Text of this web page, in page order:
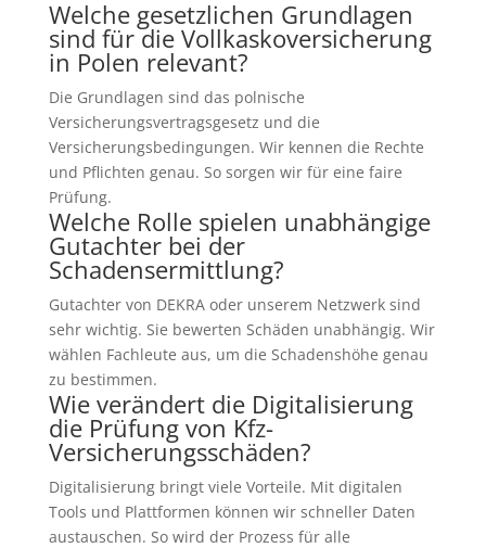
Welche gesetzlichen Grundlagen
sind für die Vollkaskoversicherung
in Polen relevant?
Die Grundlagen sind das polnische
Versicherungsvertragsgesetz und die
Versicherungsbedingungen. Wir kennen die Rechte
und Pflichten genau. So sorgen wir für eine faire
Prüfung.
Welche Rolle spielen unabhängige
Gutachter bei der
Schadensermittlung?
Gutachter von DEKRA oder unserem Netzwerk sind
sehr wichtig. Sie bewerten Schäden unabhängig. Wir
wählen Fachleute aus, um die Schadenshöhe genau
zu bestimmen.
Wie verändert die Digitalisierung
die Prüfung von Kfz-
Versicherungsschäden?
Digitalisierung bringt viele Vorteile. Mit digitalen
Tools und Plattformen können wir schneller Daten
austauschen. So wird der Prozess für alle